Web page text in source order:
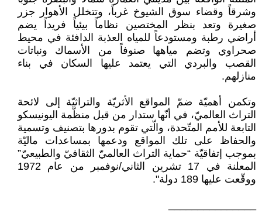
وشرقاً وقضاء سوق الشيوخ غرباً، وتتخلل الأهوار جزر
صغيرة وتعد بنظر المختصين نظاماً بيئياً فريداً يضم
أراضي رطبة ومستودعاً للمياه العذبة الدافئة في محيط
صحراوي وتضم مياهها صنوفاً من الأسماك ونباتات
القصب والبردي التي يعتمد عليها السكان في بناء
منازلهم.
وتكمن أهميّة ضمّ المواقع الأثريّة والتراثيّة إلى لائحة
التراث العالميّ، في أنّها ستدار من قبل منظّمة اليونيسكو
التابعة للأمم المتّحدة، والّتي تقوم بدورها بتصنيف وتسمية
والحفاظ على تلك المواقع ودعمها بمساعدات ماليّة
بموجب إتفاقيّة “حماية التراث العالميّ الثقافيّ والطبيعيّ”
المعلنة في 17 تشرين الثاني/نوفمبر من عام 1972
ووقّعت عليها 189 دولة".